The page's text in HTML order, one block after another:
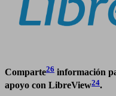
Comparte26 información
apoyo con LibreView24.